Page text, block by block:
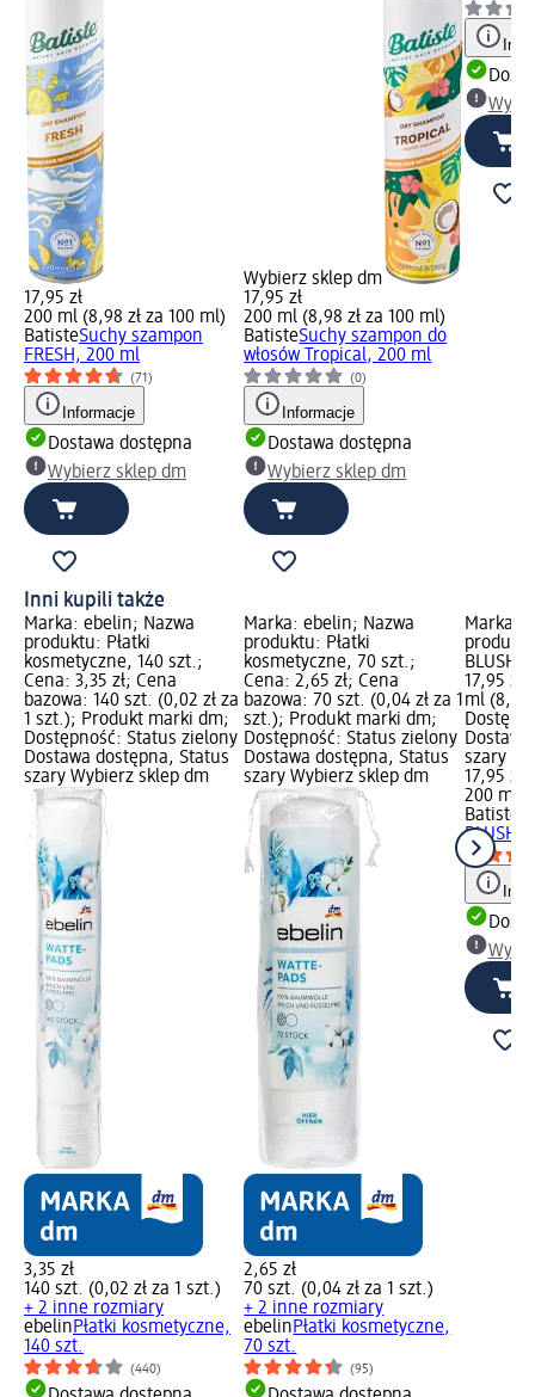
17,95 zł
200 ml (8,98 zł za 100 ml)
BatisteSuchy szampon
FRESH, 200 ml
(71)
Informacje
Dostawa dostępna
Wybierz sklep dm
Wybierz sklep dm
17,95 zł
200 ml (8,98 zł za 100 ml)
BatisteSuchy szampon do
włosów Tropical, 200 ml
(0)
Informacje
Dostawa dostępna
Wybierz sklep dm
Inni kupili także
Marka: ebelin; Nazwa
produktu: Płatki
kosmetyczne, 140 szt.;
Cena: 3,35 zł; Cena
bazowa: 140 szt. (0,02 zł za
1 szt.); Produkt marki dm;
Dostępność: Status zielony
Dostawa dostępna, Status
szary Wybierz sklep dm
3,35 zł
140 szt. (0,02 zł za 1 szt.)
+ 2 inne rozmiary
ebelinPłatki kosmetyczne,
140 szt.
(440)
Marka: ebelin; Nazwa
produktu: Płatki
kosmetyczne, 70 szt.;
Cena: 2,65 zł; Cena
bazowa: 70 szt. (0,04 zł za 1
szt.); Produkt marki dm;
Dostępność: Status zielony
Dostawa dostępna, Status
szary Wybierz sklep dm
2,65 zł
70 szt. (0,04 zł za 1 szt.)
+ 2 inne rozmiary
ebelinPłatki kosmetyczne,
70 szt.
(95)
Marka:
BLUSH,
17,95
ml (8,98
szary
17,95 zł
200 ml
Batiste
BLUSH,